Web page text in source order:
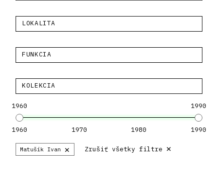
LOKALITA
FUNKCIA
KOLEKCIA
1960 1990
1960 1970 1980 1990
Matušík Ivan × Zrušiť všetky filtre ×